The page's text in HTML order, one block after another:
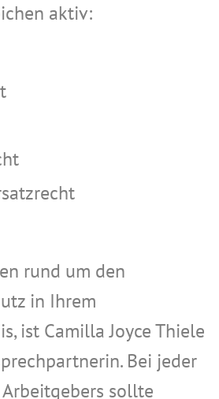
aktiv:
rund um den
in Ihrem
ist Camilla Joyce Thiele
Bei jeder
sollte